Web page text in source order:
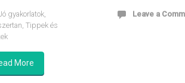
gyakorlatok,
Tippek és
Leave a
More